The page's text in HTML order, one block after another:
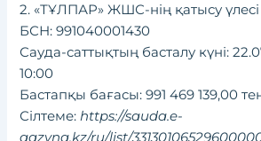
2. «ТҰЛПАР» ЖШС-нің қатысу үлесі
БСН: 991040001430
Сауда-саттықтың басталу күні:
10:00
Бастапқы бағасы: 991 469 139,00
Сілтеме:https://sauda.e-
qazyna.kz/ru/list/